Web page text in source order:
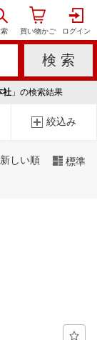
社 」の検索結果
絞込み
しい順 標準